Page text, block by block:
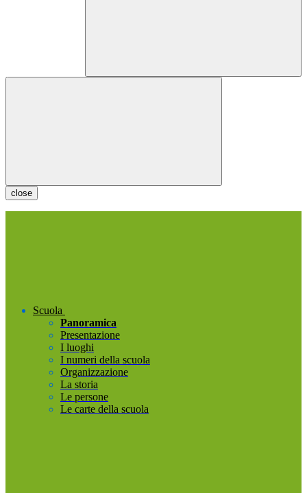
close
Scuola
Panoramica
Presentazione
I luoghi
I numeri della scuola
Organizzazione
La storia
Le persone
Le carte della scuola